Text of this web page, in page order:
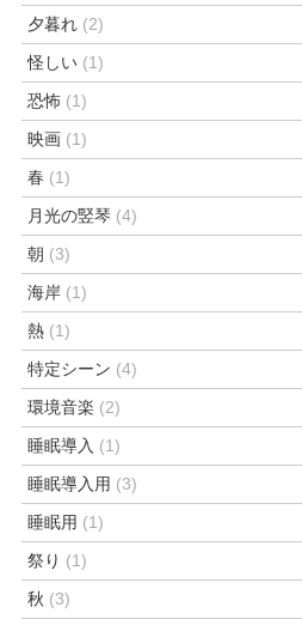
夕暮れ (2)
怪しい (1)
恐怖 (1)
映画 (1)
春 (1)
月光の竪琴 (4)
朝 (3)
海岸 (1)
熱 (1)
特定シーン (4)
環境音楽 (2)
睡眠導入 (1)
睡眠導入用 (3)
睡眠用 (1)
祭り (1)
秋 (3)